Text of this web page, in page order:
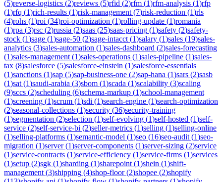
(5)reverse-logistics (2)reviews (5)rfid (2)rfm (1)rfm-analysis (1)rfp
(1)rfq (1)rich-results (1)risk-management (7)risk-reduction (1)rls
(4)rohs (1)roi (34)roi-optimization (1)rolling-update (1)romania
(1)rpa (3)rsc (2)russia (2)saas (25)saas-pricing (1)safety (2)safety-
stock (1)sage (1)sage-50 (2)sage-intacct (1)salary (1)sales (19)sales-
analytics (3)sales-automation (1)sales-dashboard (2)sales-forecasting
(1)sales-management (1)sales-operations (1)sales-pipeline (1)sales-
tax (8)salesforce (5)salesforce-einstein (1)salesforce-essentials
(1)sanctions (1)sap (5)sap-business-one (2)sap-hana (1)sars (2)sasb
(1)sat (1)saudi-arabia (3)sbom (1)scada (1)scalability (3)scaling
(9)sccs (2)scheduling (6)schema-markup (1)school-management
(1)screening (1)scrum (1)sdi (1)search-engine (1)search-optimization
(2)seasonal-collections (1)security (36)security-training
(1)segmentation (2)selection (1)self-evolving (1)self-hosted (1)self-
service (2)self-service-bi (2)seller-metrics (1)selling (1)selling-online
(1)selling-platforms (1)semantic-model (1)seo (16)seo-audit (1)seo-
migration (1)server(1)server-components (1)server-sizing (2)service
(1)service-contracts (1)service-efficiency (1)service-firms (1)services
(1)setup (2)sgk (1)sharding (1)sharepoint (1)shein (1)shift-
management (3)shipping (4)shop-floor(2)shopee (2)shopify